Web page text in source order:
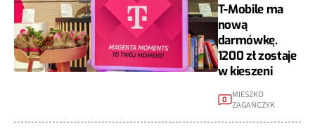
T-Mobile ma
nową
darmówkę.
1200 zł zostaje
w kieszeni
0 MIESZKO
ZAGAŃCZYK